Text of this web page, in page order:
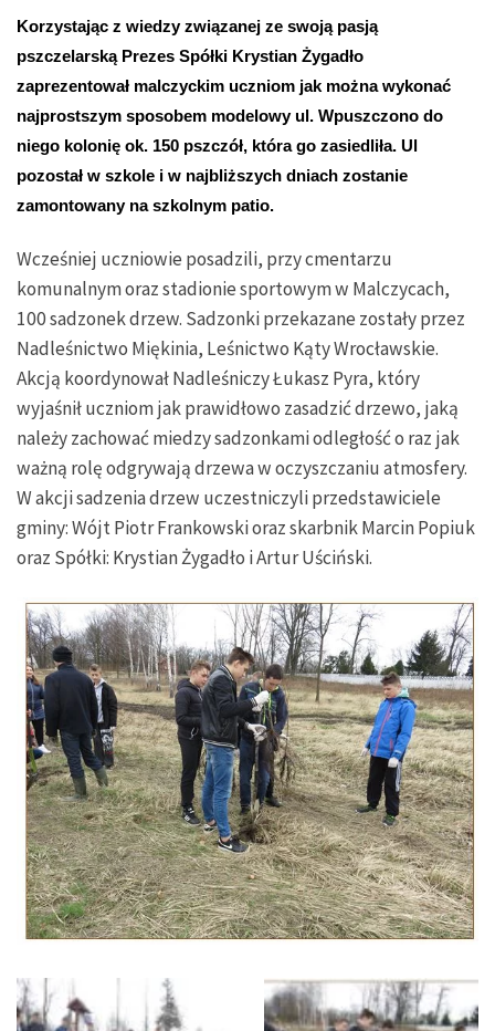
Korzystając z wiedzy związanej ze swoją pasją
pszczelarską Prezes Spółki Krystian Żygadło
zaprezentował malczyckim uczniom jak można wykonać
najprostszym sposobem modelowy ul. Wpuszczono do
niego kolonię ok. 150 pszczół, która go zasiedliła. Ul
pozostał w szkole i w najbliższych dniach zostanie
zamontowany na szkolnym patio.
Wcześniej uczniowie posadzili, przy cmentarzu
komunalnym oraz stadionie sportowym w Malczycach,
100 sadzonek drzew. Sadzonki przekazane zostały przez
Nadleśnictwo Miękinia, Leśnictwo Kąty Wrocławskie.
Akcją koordynował Nadleśniczy Łukasz Pyra, który
wyjaśnił uczniom jak prawidłowo zasadzić drzewo, jaką
należy zachować miedzy sadzonkami odległość o raz jak
ważną rolę odgrywają drzewa w oczyszczaniu atmosfery.
W akcji sadzenia drzew uczestniczyli przedstawiciele
gminy: Wójt Piotr Frankowski oraz skarbnik Marcin Popiuk
oraz Spółki: Krystian Żygadło i Artur Uściński.